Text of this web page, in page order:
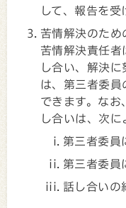
して、報告を受
苦情解決のため
苦情解決責任者
し合い、解決
は、第三者委員
できます。なお
し合いは、次に
第三者委員
第三者委員
話し合いの